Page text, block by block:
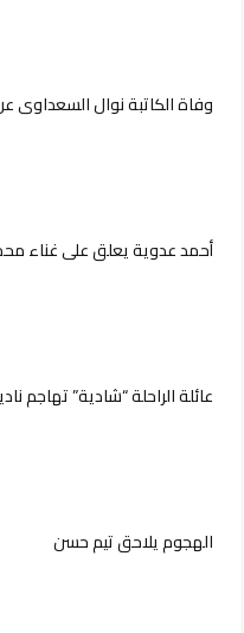
وفاة الكاتبة نوال السعداوي عن عمر
أحمد عدوية يعلق على غناء
عائلة الراحلة “شادية” تهاجم
الهجوم يلاحق تيم حسن